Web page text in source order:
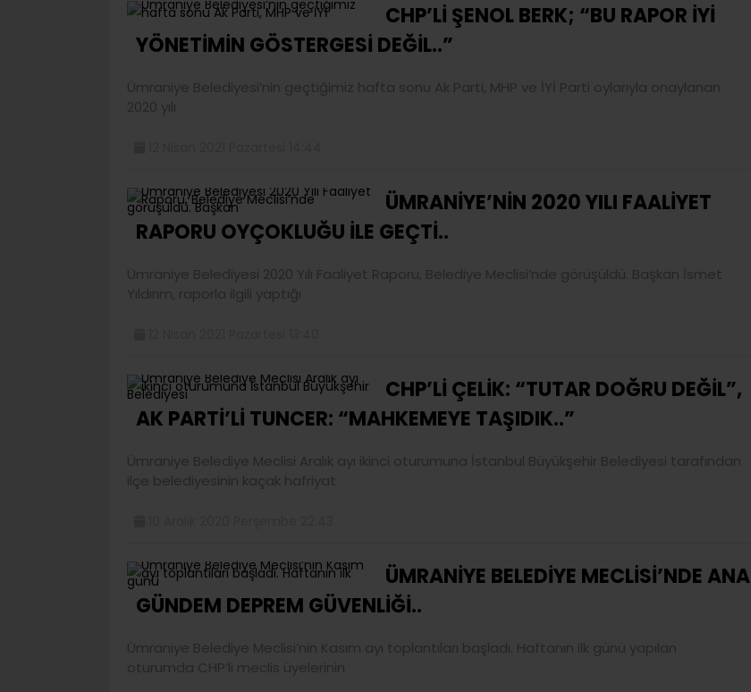
CHP’Lİ ŞENOL BERK; “BU RAPOR İYİ
YÖNETİMİN GÖSTERGESİ DEĞİL..”
Ümraniye Belediyesi’nin geçtiğimiz hafta sonu Ak Parti, MHP ve İYİ Parti oylarıyla onaylanan
2020 yılı
ÜMRANİYE’NİN 2020 YILI FAALİYET
RAPORU OYÇOKLUĞU İLE GEÇTİ..
Ümraniye Belediyesi 2020 Yılı Faaliyet Raporu, Belediye Meclisi’nde görüşüldü. Başkan İsmet
Yıldırım, raporla ilgili yaptığı
CHP’Lİ ÇELİK: “TUTAR DOĞRU DEĞİL”,
AK PARTİ’Lİ TUNCER: “MAHKEMEYE TAŞIDIK..”
Ümraniye Belediye Meclisi Aralık ayı ikinci oturumuna İstanbul Büyükşehir Belediyesi tarafından
ilçe belediyesinin kaçak hafriyat
ÜMRANİYE BELEDİYE MECLİSİ’NDE ANA
GÜNDEM DEPREM GÜVENLİĞİ..
Ümraniye Belediye Meclisi’nin Kasım ayı toplantıları başladı. Haftanın ilk günü yapılan
oturumda CHP’li meclis üyelerinin